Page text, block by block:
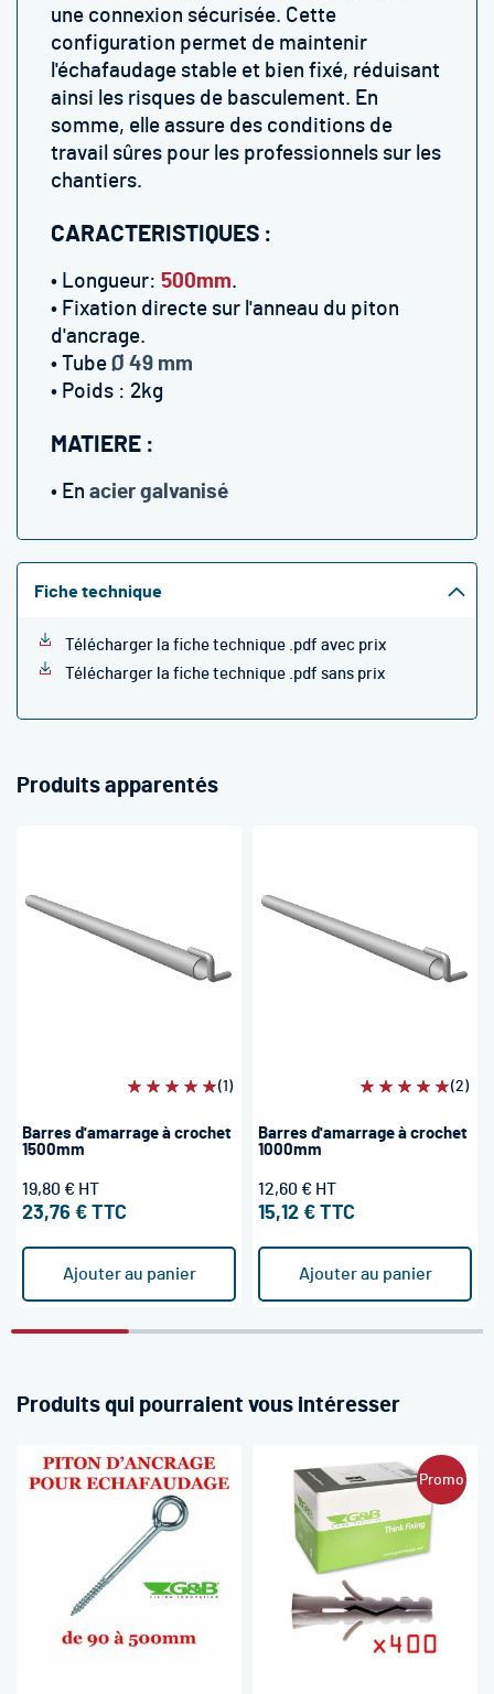
une connexion sécurisée. Cette
configuration permet de maintenir
l'échafaudage stable et bien fixé, réduisant
ainsi les risques de basculement. En
somme, elle assure des conditions de
travail sûres pour les professionnels sur les
chantiers.
CARACTERISTIQUES :
• Longueur: 500mm.
• Fixation directe sur l'anneau du piton
d'ancrage.
• Tube Ø 49 mm
• Poids : 2kg
MATIERE :
• En acier galvanisé
Fiche technique
Télécharger la fiche technique .pdf avec prix
Télécharger la fiche technique .pdf sans prix
Produits apparentés
Évaluation:(1)
Barres d'amarrage à crochet
1500mm
23,76 €
19,80 €
Ajouter au panier
Évaluation:(2)
Barres d'amarrage à crochet
1000mm
15,12 €
12,60 €
Ajouter au panier
Produits qui pourraient vous intéresser
Promo